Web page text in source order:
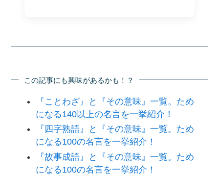
この記事にも興味があるかも！？
『ことわざ』と『その意味』一覧。ため
になる140以上の名言を一挙紹介！
『四字熟語』と『その意味』一覧。ため
になる100の名言を一挙紹介！
『故事成語』と『その意味』一覧。ため
になる100の名言を一挙紹介！